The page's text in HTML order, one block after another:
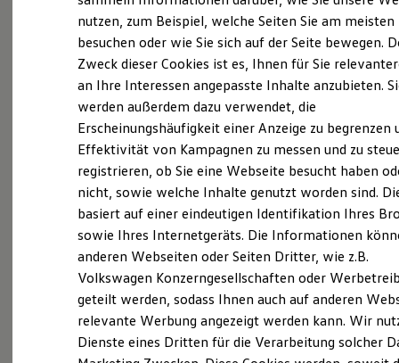
Reichweite
Reichweite der ID. Modelle
Reichweite im Winter
Laden
Laden unterwegs
Laden Zuhause
Ladezeitensimulator
Batterie
Sicherheit
Garantie und Lebensdauer
Nachhaltigkeit
Technologie
Kosten und Kauf
Verbrauchskosten
Kaufoptionen
E-Auto-Förderung
Software und Konnektivität
Die ID. Software 6
ID. Software Versionen und Updates
Digitale Extras
Schnittstellen zu Ihrem ID.
Probefahrt vereinbaren
Fahrzeugangebot anfordern
Servicetermin buchen
Serviceanfrage stellen
nutzen, zum Beispiel, welche Seiten Sie am meisten
besuchen oder wie Sie sich auf der Seite bewegen.
Zweck dieser Cookies ist es, Ihnen für Sie
an Ihre Interessen angepasste Inhalte anzubieten.
werden außerdem dazu verwendet, die
Erscheinungshäufigkeit einer Anzeige zu begrenzen
Effektivität von Kampagnen zu messen und zu
registrieren, ob Sie eine Webseite besucht haben
nicht, sowie welche Inhalte genutzt worden sind.
basiert auf einer eindeutigen Identifikation Ihres
sowie Ihres Internetgeräts. Die Informationen
anderen Webseiten oder Seiten Dritter, wie z.B.
Volkswagen Konzerngesellschaften oder
geteilt werden, sodass Ihnen auch auf anderen
relevante Werbung angezeigt werden kann. Wir
Dienste eines Dritten für die Verarbeitung solcher